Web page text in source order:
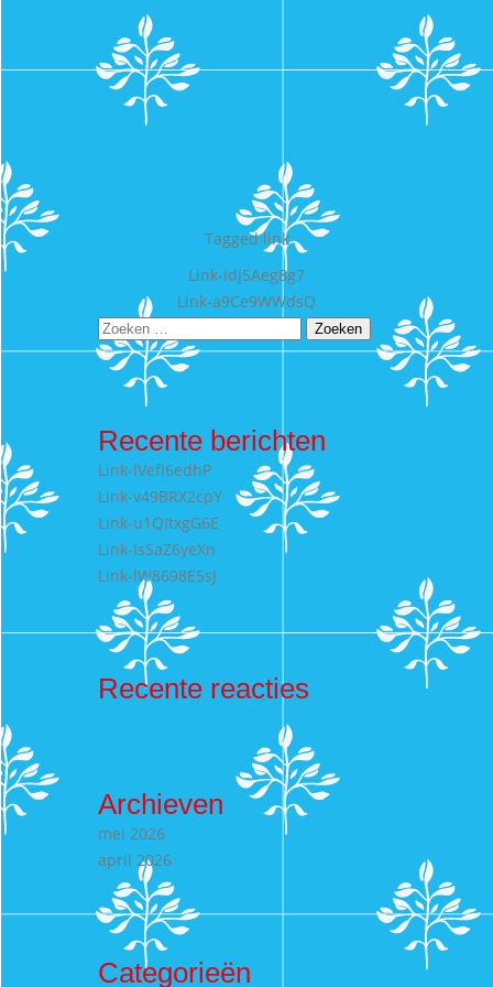
Taggedlink
navigatie
Link-idj5Aeg8g7
Link-a9Ce9WWdsQ
Zoeken
naar:
Recente berichten
Link-lVefI6edhP
Link-v49BRX2cpY
Link-u1QItxgG6E
Link-IsSaZ6yeXn
Link-lW8698E5sJ
Recente reacties
Archieven
mei 2026
april 2026
Categorieën